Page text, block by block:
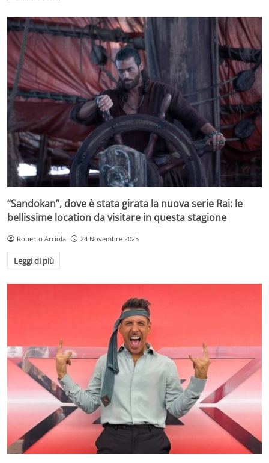
“Sandokan”, dove è stata girata la nuova serie Rai: le
bellissime location da visitare in questa stagione
Roberto Arciola 24 Novembre 2025
Leggi di più